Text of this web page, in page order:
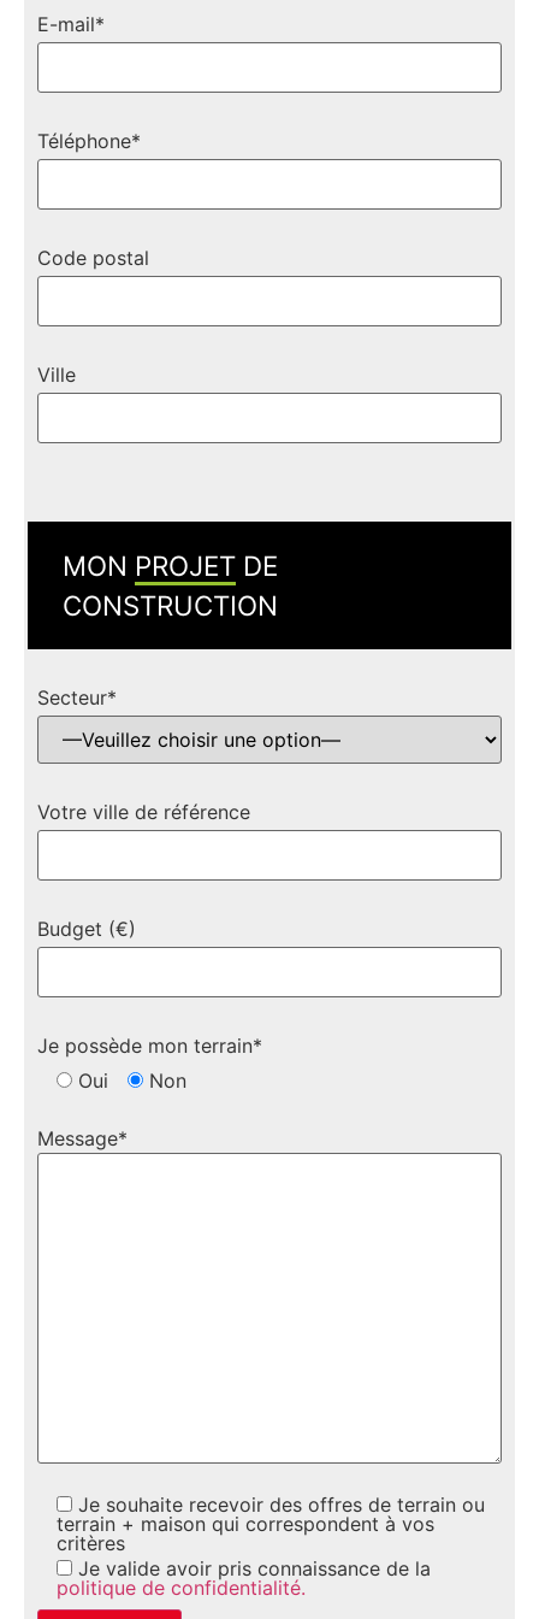
E-mail*
Téléphone*
Code postal
Ville
MON PROJET DE
CONSTRUCTION
Secteur*
Votre ville de référence
Budget (€)
Je possède mon terrain*
Oui
Non
Message*
Je souhaite recevoir des offres de terrain ou
terrain + maison qui correspondent à vos
critères
Je valide avoir pris connaissance de la
politique de confidentialité.